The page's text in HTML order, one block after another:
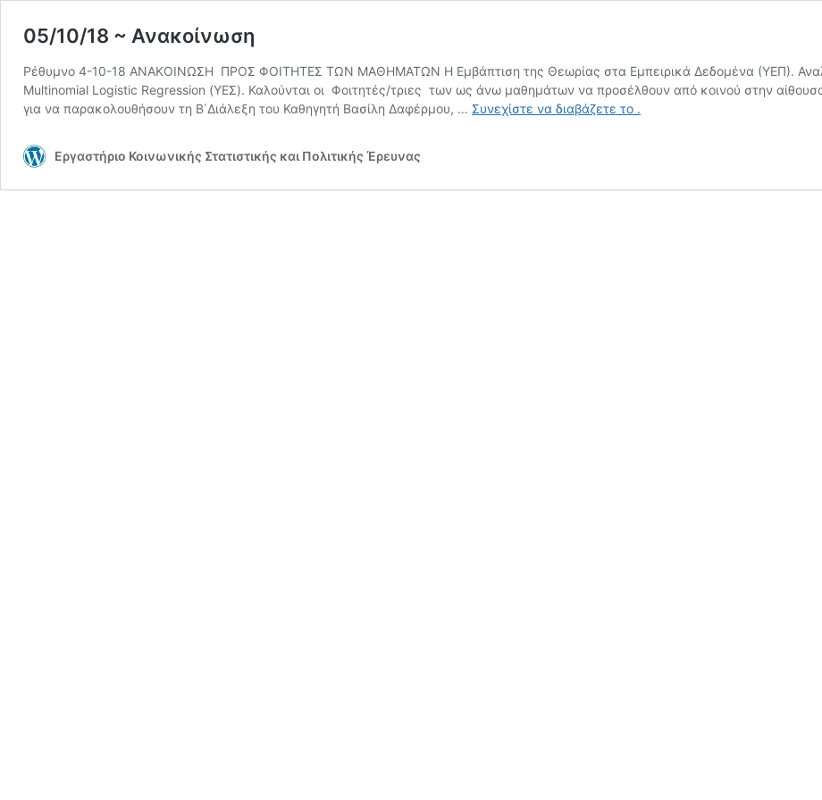
05/10/18 ~ Ανακοίνωση
Ρέθυμνο 4-10-18 ΑΝΑΚΟΙΝΩΣΗ ΠΡΟΣ ΦΟΙΤΗΤΕΣ ΤΩΝ ΜΑΘΗΜΑΤΩΝ Η Εμβάπτιση της Θεωρίας στα Εμπειρικά Δεδομένα (ΥΕΠ).
Multinomial Logistic Regression (ΥΕΣ). Καλούνται οι Φοιτητές/τριες των ως άνω μαθημάτων να προσέλθουν από κοινού στην
για να παρακολουθήσουν τη Β΄Διάλεξη του Καθηγητή Βασίλη Δαφέρμου, … Συνεχίστε να διαβάζετε το .
Εργαστήριο Κοινωνικής Στατιστικής και Πολιτικής Έρευνας